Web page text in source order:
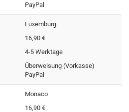
PayPal
Luxemburg
16,90 €
4-5 Werktage
Überweisung (Vorkasse)
PayPal
Monaco
16,90 €